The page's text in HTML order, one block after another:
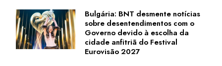
Bulgária: BNT desmente notícias
sobre desentendimentos com o
Governo devido à escolha da
cidade anfitriã do Festival
Eurovisão 2027